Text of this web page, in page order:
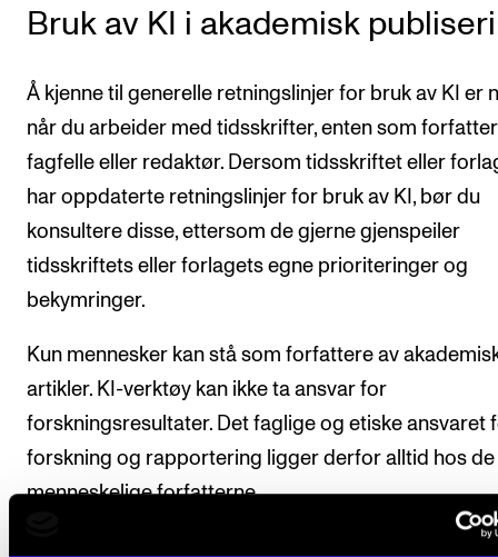
Bruk av KI i akademisk
Å kjenne til generelle retningslinjer for bruk av KI er
når du arbeider med tidsskrifter, enten som
fagfelle eller redaktør. Dersom tidsskriftet eller
har oppdaterte retningslinjer for bruk av KI, bør du
konsultere disse, ettersom de gjerne gjenspeiler
tidsskriftets eller forlagets egne prioriteringer og
bekymringer.
Kun mennesker kan stå som forfattere av
artikler. KI-verktøy kan ikke ta ansvar for
forskningsresultater. Det faglige og etiske ansvaret
forskning og rapportering ligger derfor alltid hos de
menneskelige forfatterne.